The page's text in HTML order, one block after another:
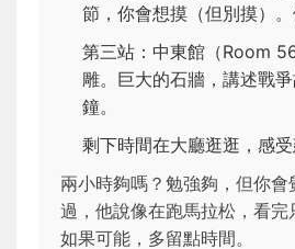
節，你會想摸（但別摸）。
第三站：中東館（Room
雕。巨大的石牆，講述戰
鐘。
剩下時間在大廳逛逛，感受
兩小時夠嗎？勉強夠，但你
過，他說像在跑馬拉松，看完
如果可能，多留點時間。